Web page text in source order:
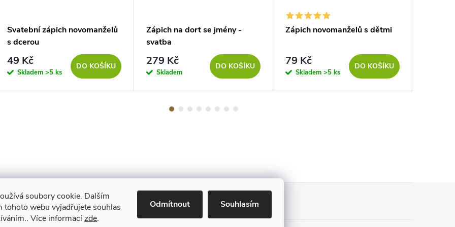
soubory cookie. Dalším
tohoto webu vyjadřujete souhlas
Více informacízde.
Odmítnout Souhlasím
Svatební zápich novomanželů
s dcerou
49 Kč
Skladem >5 ks
DO KOŠÍKU
Zápich na dort se jmény -
svatba
279 Kč
Skladem
DO KOŠÍKU
Zápich novomanželů s dětmi
79 Kč
Skladem >5 ks
DO KOŠÍKU
Maestro